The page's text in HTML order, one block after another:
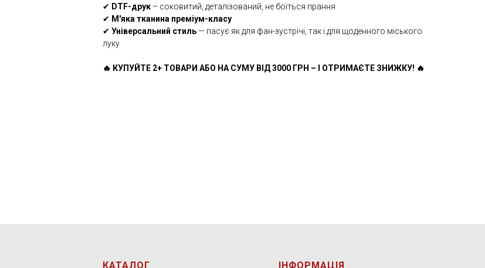
✔ DTF-друк – соковитий, деталізований, не боїться прання
✔ М'яка тканина преміум-класу
✔ Універсальний стиль— пасує як для фан-зустрічі, так і для щоденного міського
луку
🔥 КУПУЙТЕ 2+ ТОВАРИ АБО НА СУМУ ВІД 3000 ГРН – І ОТРИМАЄТЕ ЗНИЖКУ! 🔥
КАТАЛОГ ІНФОРМАЦІЯ